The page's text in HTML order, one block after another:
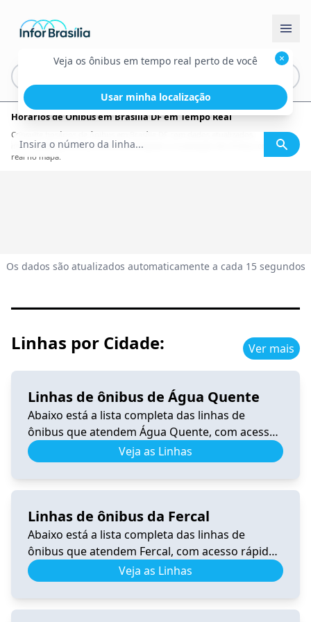
Horários de Ônibus em Brasília DF em Tempo Real
Consulte horários de ônibus em Brasília DF com dados atualizados,
informações por linha, itinerário completo e localização dos ônibus em tempo
real no mapa.
×
Veja os ônibus em tempo real perto de você
Usar minha localização
Os dados são atualizados automaticamente a cada 15 segundos
Linhas por Cidade: Ver mais
Linhas de ônibus de Água Quente
Abaixo está a lista completa das linhas de
ônibus que atendem Água Quente, com acesso
rápido a horários, itinerários e informações
atualizadas. 0.340 Horário de Ônibus 0.340
Real e Itinerário (2026) Ver horários 340.3
Horário de Ônibus 340.3 Recanto […]
Veja as Linhas
Linhas de ônibus da Fercal
Abaixo está a lista completa das linhas de
ônibus que atendem Fercal, com acesso rápido
a horários, itinerários e informações
atualizadas. 0.531 Horário de Ônibus 0.531
Veja as Linhas